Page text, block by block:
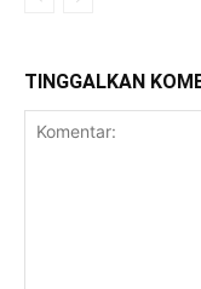
TINGGALKAN